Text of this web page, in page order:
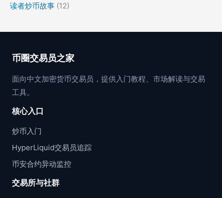
读者炒币故事 (12)
币圈交易员之家
面向中文加密货币交易员，提供入门教程、市场解读与交易
工具。
核心入口
炒币入门
HyperLiquid交易员追踪
币安合约异动监控
交易所与社群